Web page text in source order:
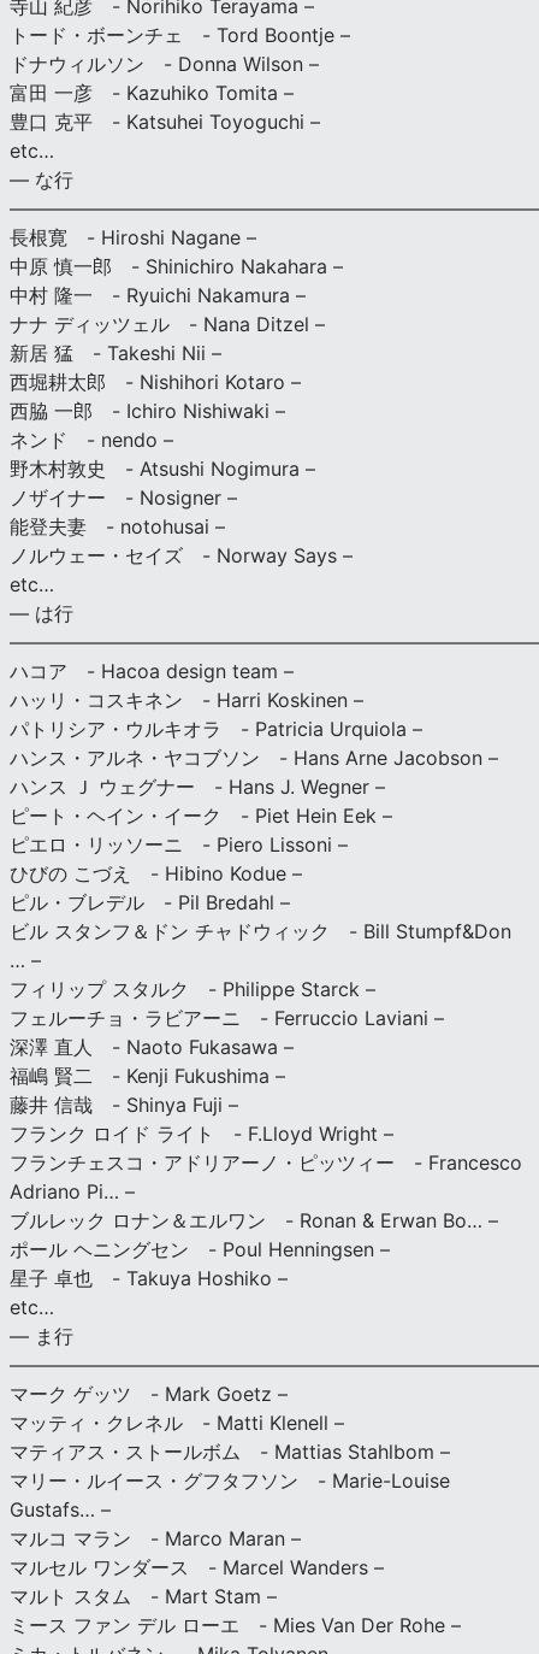
寺山 紀彦 - Norihiko Terayama –
トード・ボーンチェ - Tord Boontje –
ドナウィルソン - Donna Wilson –
富田 一彦 - Kazuhiko Tomita –
豊口 克平 - Katsuhei Toyoguchi –
etc…
— な行
長根寛 - Hiroshi Nagane –
中原 慎一郎 - Shinichiro Nakahara –
中村 隆一 - Ryuichi Nakamura –
ナナ ディッツェル - Nana Ditzel –
新居 猛 - Takeshi Nii –
西堀耕太郎 - Nishihori Kotaro –
西脇 一郎 - Ichiro Nishiwaki –
ネンド - nendo –
野木村敦史 - Atsushi Nogimura –
ノザイナー - Nosigner –
能登夫妻 - notohusai –
ノルウェー・セイズ - Norway Says –
etc…
— は行
ハコア - Hacoa design team –
ハッリ・コスキネン - Harri Koskinen –
パトリシア・ウルキオラ - Patricia Urquiola –
ハンス・アルネ・ヤコブソン - Hans Arne Jacobson –
ハンス Ｊ ウェグナー - Hans J. Wegner –
ピート・ヘイン・イーク - Piet Hein Eek –
ピエロ・リッソーニ - Piero Lissoni –
ひびの こづえ - Hibino Kodue –
ピル・ブレデル - Pil Bredahl –
ビル スタンフ＆ドン チャドウィック - Bill Stumpf&Don
… –
フィリップ スタルク - Philippe Starck –
フェルーチョ・ラビアーニ - Ferruccio Laviani –
深澤 直人 - Naoto Fukasawa –
福嶋 賢二 - Kenji Fukushima –
藤井 信哉 - Shinya Fuji –
フランク ロイド ライト - F.Lloyd Wright –
フランチェスコ・アドリアーノ・ピッツィー - Francesco
Adriano Pi… –
ブルレック ロナン＆エルワン - Ronan & Erwan Bo… –
ポール ヘニングセン - Poul Henningsen –
星子 卓也 - Takuya Hoshiko –
etc…
— ま行
マーク ゲッツ - Mark Goetz –
マッティ・クレネル - Matti Klenell –
マティアス・ストールボム - Mattias Stahlbom –
マリー・ルイース・グフタフソン - Marie-Louise
Gustafs… –
マルコ マラン - Marco Maran –
マルセル ワンダース - Marcel Wanders –
マルト スタム - Mart Stam –
ミース ファン デル ローエ - Mies Van Der Rohe –